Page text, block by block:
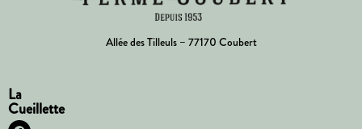
Allée des Tilleuls – 77170 Coubert
La
Cueillette